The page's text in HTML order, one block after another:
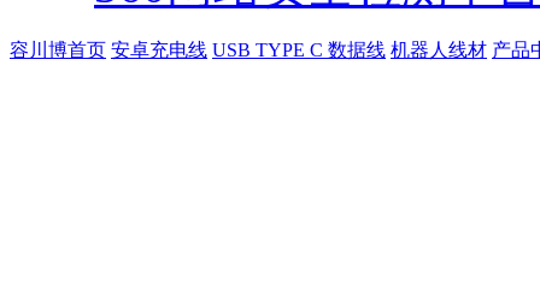
容川博首页 安卓充电线 USB TYPE C 数据线 机器人线材 产品